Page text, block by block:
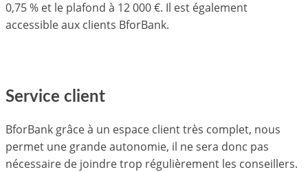
0,75 % et le plafond à 12 000 €. Il est également
accessible aux clients BforBank.
Service client
BforBank grâce à un espace client très complet, nous
permet une grande autonomie, il ne sera donc pas
nécessaire de joindre trop régulièrement les conseillers.